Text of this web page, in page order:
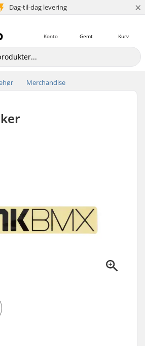
Dag-til-dag levering
5+ mio. kunder ×
Kurv
Gemt
Konto
Merchandise